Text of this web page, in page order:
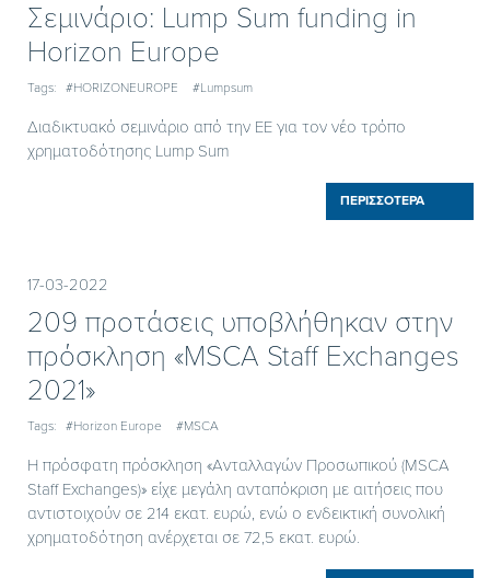
Σεμινάριο: Lump Sum funding in
Horizon Europe
Tags: #HORIZONEUROPE #Lumpsum
Διαδικτυακό σεμινάριο από την ΕΕ για τον νέο τρόπο
χρηματοδότησης Lump Sum
ΠΕΡΙΣΣΟΤΕΡΑ
17-03-2022
209 προτάσεις υποβλήθηκαν στην
πρόσκληση «MSCA Staff Exchanges
2021»
Tags: #Horizon Europe #MSCA
Η πρόσφατη πρόσκληση «Ανταλλαγών Προσωπικού (MSCA
Staff Exchanges)» είχε μεγάλη ανταπόκριση με αιτήσεις που
αντιστοιχούν σε 214 εκατ. ευρώ, ενώ ο ενδεικτική συνολική
χρηματοδότηση ανέρχεται σε 72,5 εκατ. ευρώ.